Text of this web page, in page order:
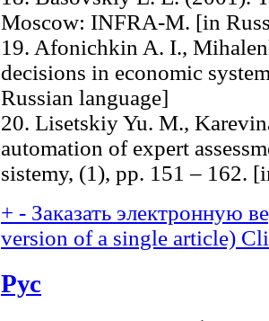
Moscow: INFRA-M. [in
19. Afonichkin A. I.,
decisions in economic
Russian language]
20. Lisetskiy Yu. M.,
automation of expert
sistemy, (1), pp. 151 – 162.
+ - Заказать электронную
version of a single article)
Рус